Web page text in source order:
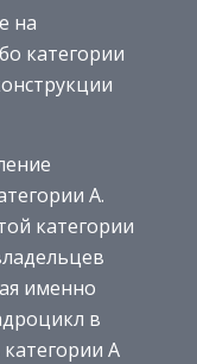
на
категории
А.
категории
именно
в
А